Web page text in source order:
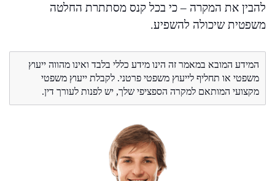
להבין את המקרה – כי בכל קנס מסתתרת החלטה
משפטית שיכולה להשפיע.
המידע המובא במאמר זה הינו מידע כללי בלבד ואינו מהווה ייעוץ
משפטי או תחליף לייעוץ משפטי פרטני. לקבלת ייעוץ משפטי
מקצועי המותאם למקרה הספציפי שלך, יש לפנות לעורך דין.